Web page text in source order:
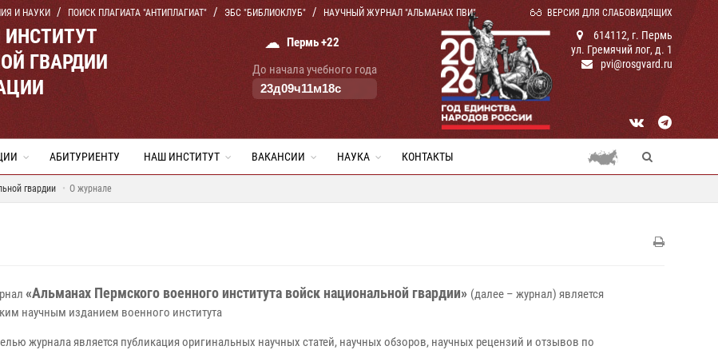
И НАУКИ ПОИСК ПЛАГИАТА "АНТИПЛАГИАТ" ЭБС "БИБЛИОКЛУБ" НАУЧНЫЙ ЖУРНАЛ "АЛЬМАНАХ ПВИ" ВЕРСИЯ ДЛЯ СЛАБОВИДЯЩИХ
ГВАРДИИ
☁ Пермь +22
До начала учебного года
23д09ч11м17с
614112, г. Пермь
ул. Гремячий лог, д. 1
pvi@rosgvard.ru
АБИТУРИЕНТУ НАШ ИНСТИТУТ ВАКАНСИИ НАУКА КОНТАКТЫ
гвардии О журнале
«Альманах Пермского военного института войск национальной гвардии» (далее – журнал) является
научным изданием военного института
журнала является публикация оригинальных научных статей, научных обзоров, научных рецензий и отзывов по